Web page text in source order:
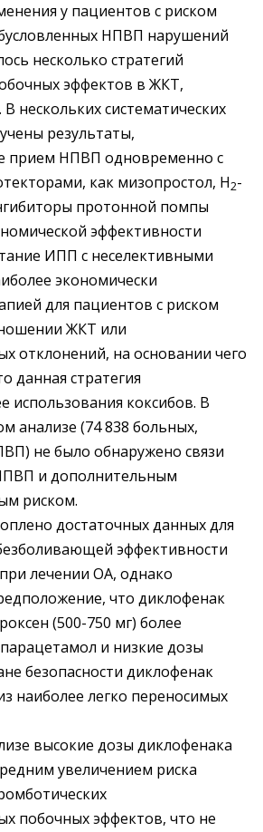
у пациентов с риском
НПВП нарушений
несколько стратегий
эффектов в ЖКТ,
нескольких систематических
результаты,
прием НПВП одновременно с
как мизопростол, Н2-
протонной помпы
эффективности
ИПП с неселективными
экономически
для пациентов с риском
ЖКТ или
отклонений, на основании чего
данная стратегия
использования коксибов. В
анализе (74 838 больных,
не было обнаружено связи
и дополнительным
риском.
достаточных данных для
эффективности
лечении ОА, однако
что диклофенак
(500-750 мг) более
и низкие дозы
безопасности диклофенак
наиболее легко переносимых
высокие дозы диклофенака
увеличением риска
побочных эффектов, что не